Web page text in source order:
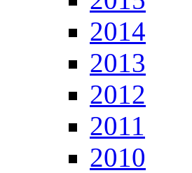
2014
2013
2012
2011
2010